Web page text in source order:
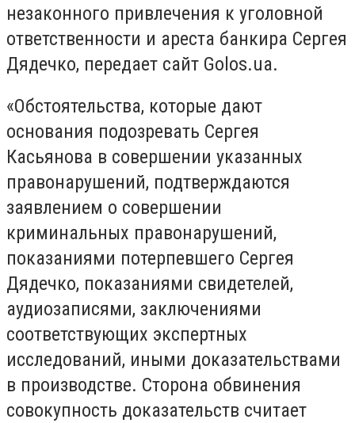
незаконного привлечения к уголовной
ответственности и ареста банкира Сергея
Дядечко, передает сайт Golos.ua.
«Обстоятельства, которые дают
основания подозревать Сергея
Касьянова в совершении указанных
правонарушений, подтверждаются
заявлением о совершении
криминальных правонарушений,
показаниями потерпевшего Сергея
Дядечко, показаниями свидетелей,
аудиозаписями, заключениями
соответствующих экспертных
исследований, иными доказательствами
в производстве. Сторона обвинения
совокупность доказательств считает